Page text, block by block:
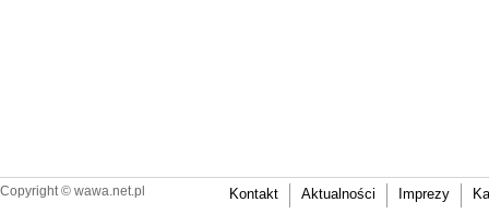
Copyright © wawa.net.pl Kontakt Aktualności Imprezy